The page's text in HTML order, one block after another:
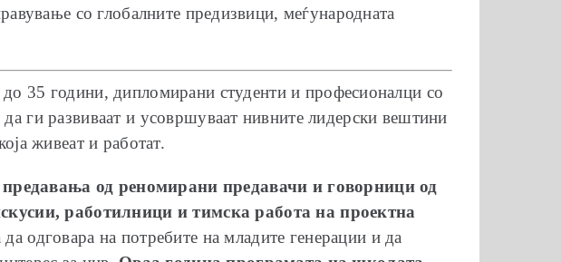
со глобалните предизвици, меѓународната
35 години, дипломирани студенти и професионалци со
ги развиваат и усовршуваат нивните лидерски вештини
живеат и работат.
од реномирани предавачи и говорници од
работилници и тимска работа на проектна
одговара на потребите на младите генерации и да